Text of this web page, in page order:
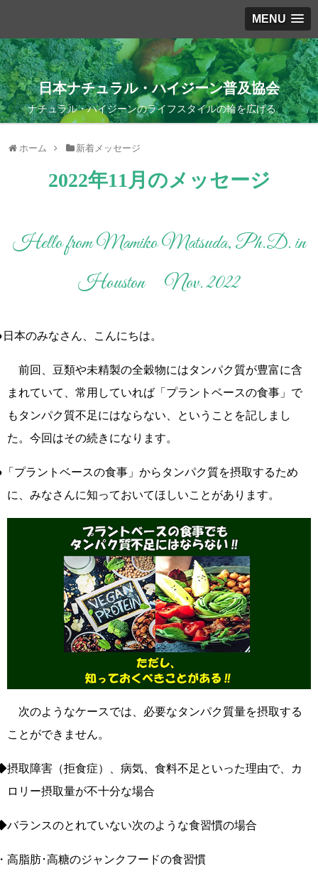
MENU
日本ナチュラル・ハイジーン普及協会
ナチュラル・ハイジーンのライフスタイルの輪を広げる
ホーム 新着メッセージ
2022年11月のメッセージ
Hello from Mamiko Matsuda, Ph.D. in
Houston Nov. 2022
本のみなさん、こんにちは。
前回、豆類や未精製の全穀物にはタンパク質が豊富に含
まれていて、常用していれば「プラントベースの食事」で
もタンパク質不足にはならない、ということを記しまし
た。今回はその続きになります。
「プラントベースの食事」からタンパク質を摂取するため
に、みなさんに知っておいてほしいことがあります。
次のようなケースでは、必要なタンパク質量を摂取する
ことができません。
摂取障害（拒食症）、病気、食料不足といった理由で、カ
ロリー摂取量が不十分な場合
バランスのとれていない次のような食習慣の場合
高脂肪･高糖のジャンクフードの食習慣